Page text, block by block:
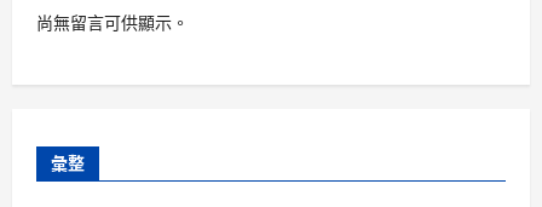
尚無留言可供顯示。
彙整